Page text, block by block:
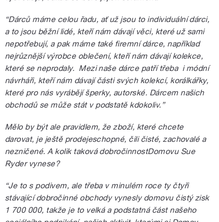
“Dárců máme celou řadu, ať už jsou to individuální dárci,
a to jsou běžní lidé, kteří nám dávají věci, které už sami
nepotřebují, a pak máme také firemní dárce, například
nejrůznější výrobce oblečení, kteří nám dávají kolekce,
které se neprodaly. Mezi naše dárce patří třeba i módní
návrháři, kteří nám dávají části svých kolekcí, korálkářky,
které pro nás vyrábějí šperky, autorské. Dárcem našich
obchodů se může stát v podstatě kdokoliv.”
Mělo by být ale pravidlem, že zboží, které chcete
darovat, je ještě prodejeschopné, čili čisté, zachovalé a
nezničené. A kolik taková dobročinnostDomovu Sue
Ryder vynese?
“Je to s podivem, ale třeba v minulém roce ty čtyři
stávající dobročinné obchody vynesly domovu čistý zisk
1 700 000, takže je to velká a podstatná část našeho